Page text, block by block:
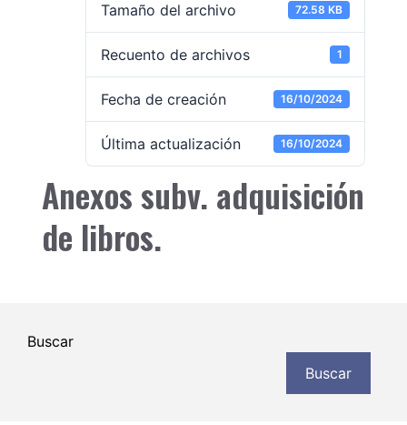
Tamaño del archivo 72.58 KB
Recuento de archivos 1
Fecha de creación 16/10/2024
Última actualización 16/10/2024
Anexos subv. adquisición
de libros.
Buscar
Buscar